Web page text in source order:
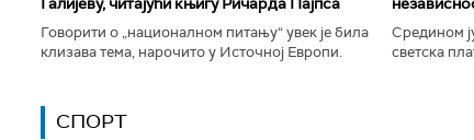
Говорити о „националном питању“ увек је била
клизава тема, нарочито у Источној Европи.
Средином
светска
СПОРТ